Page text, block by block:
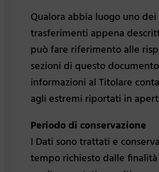
Qualora abbia luogo uno dei
trasferimenti appena
può fare riferimento alle
sezioni di questo
informazioni al Titolare
agli estremi riportati in
Periodo di conservazione
I Dati sono trattati e
tempo richiesto dalle